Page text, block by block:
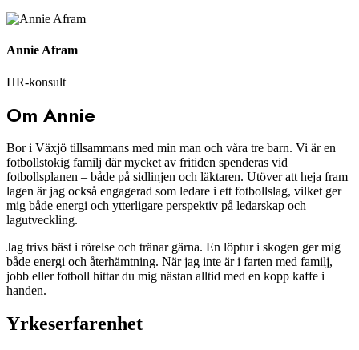
Annie Afram
HR-konsult
Om Annie
Bor i Växjö tillsammans med min man och våra tre barn. Vi är en
fotbollstokig familj där mycket av fritiden spenderas vid
fotbollsplanen – både på sidlinjen och läktaren. Utöver att heja fram
lagen är jag också engagerad som ledare i ett fotbollslag, vilket ger
mig både energi och ytterligare perspektiv på ledarskap och
lagutveckling.
Jag trivs bäst i rörelse och tränar gärna. En löptur i skogen ger mig
både energi och återhämtning. När jag inte är i farten med familj,
jobb eller fotboll hittar du mig nästan alltid med en kopp kaffe i
handen.
Yrkeserfarenhet